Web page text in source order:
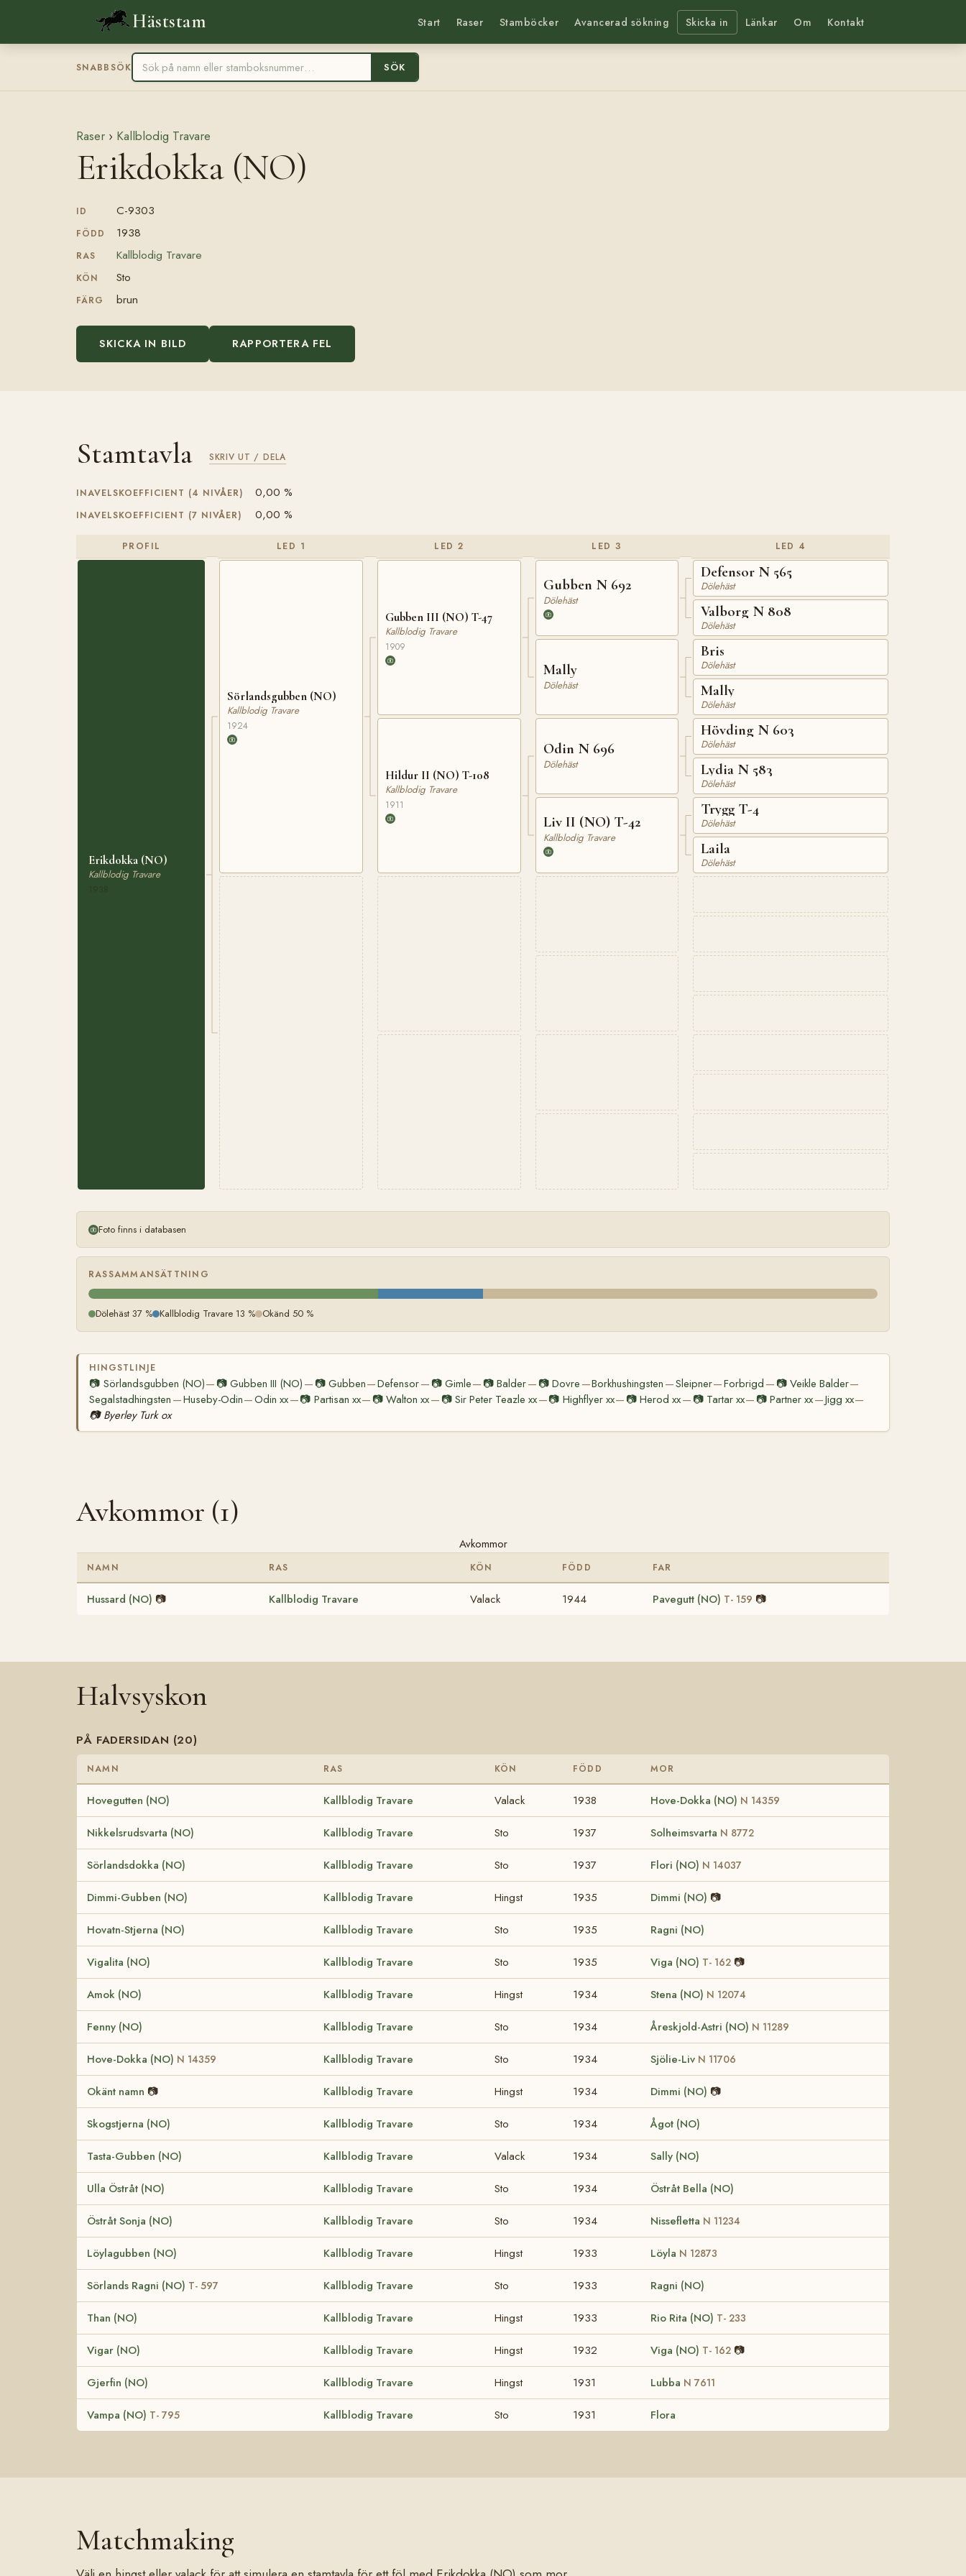
Häststam Start Raser Stamböcker Avancerad sökning Skicka in Länkar Om Kontakt
SNABBSÖK SÖK
Raser › Kallblodig Travare
Erikdokka (NO)
ID C-9303
FÖDD 1938
RAS Kallblodig Travare
KÖN Sto
FÄRG brun
SKICKA IN BILD RAPPORTERA FEL
Stamtavla SKRIV UT / DELA
INAVELSKOEFFICIENT (4 NIVÅER) 0,00 %
INAVELSKOEFFICIENT (7 NIVÅER) 0,00 %
PROFIL
Erikdokka (NO)
Kallblodig Travare
LED 1
Sörlandsgubben (NO)
Kallblodig Travare
1924
LED 2
Gubben III (NO) T-47
Kallblodig Travare
1909
Hildur II (NO) T-108
Kallblodig Travare
1911
LED 3
Gubben N 692
Dölehäst
Mally
Dölehäst
Odin N 696
Dölehäst
Liv II (NO) T-42
Kallblodig Travare
LED 4
Defensor N 565
Dölehäst
Valborg N 808
Dölehäst
Bris
Dölehäst
Mally
Dölehäst
Hövding N 603
Dölehäst
Lydia N 583
Dölehäst
Trygg T-4
Dölehäst
Laila
Dölehäst
Foto finns i databasen
RASSAMMANSÄTTNING
Dölehäst 37 % Kallblodig Travare 13 % Okänd 50 %
HINGSTLINJE
📷 Sörlandsgubben (NO)— 📷Gubben III (NO) — 📷 Gubben—Defensor— 📷 Gimle— 📷 Balder— 📷Dovre —Borkhushingsten —Sleipner—Forbrigd — 📷 Veikle Balder—
Segalstadhingsten —Huseby-Odin—Odin xx—📷 Partisan xx— 📷Walton xx— 📷Sir Peter Teazle xx—📷 Highflyer xx— 📷Herod xx— 📷 Tartar xx— 📷 Partner xx—Jigg xx—
📷 Byerley Turk ox
Avkommor (1)
Avkommor
NAMN RAS KÖN FÖDD FAR
Hussard (NO) 📷 Kallblodig Travare Valack 1944 Pavegutt (NO) T- 159 📷
Halvsyskon
PÅ FADERSIDAN (20)
NAMN RAS KÖN FÖDD MOR
Hovegutten (NO) Kallblodig Travare Valack 1938 Hove-Dokka (NO) N 14359
Nikkelsrudsvarta (NO) Kallblodig Travare Sto 1937 Solheimsvarta N 8772
Sörlandsdokka (NO) Kallblodig Travare Sto 1937 Flori (NO) N 14037
Dimmi-Gubben (NO) Kallblodig Travare Hingst 1935 Dimmi (NO) 📷
Hovatn-Stjerna (NO) Kallblodig Travare Sto 1935 Ragni (NO)
Vigalita (NO) Kallblodig Travare Sto 1935 Viga (NO) T- 162 📷
Amok (NO) Kallblodig Travare Hingst 1934 Stena (NO) N 12074
Fenny (NO) Kallblodig Travare Sto 1934 Åreskjold-Astri (NO) N 11289
Hove-Dokka (NO) N 14359 Kallblodig Travare Sto 1934 Sjölie-Liv N 11706
Okänt namn 📷 Kallblodig Travare Hingst 1934 Dimmi (NO) 📷
Skogstjerna (NO) Kallblodig Travare Sto 1934 Ågot (NO)
Tasta-Gubben (NO) Kallblodig Travare Valack 1934 Sally (NO)
Ulla Östråt (NO) Kallblodig Travare Sto 1934 Östråt Bella (NO)
Östråt Sonja (NO) Kallblodig Travare Sto 1934 Nissefletta N 11234
Löylagubben (NO) Kallblodig Travare Hingst 1933 Löyla N 12873
Sörlands Ragni (NO) T- 597 Kallblodig Travare Sto 1933 Ragni (NO)
Than (NO) Kallblodig Travare Hingst 1933 Rio Rita (NO) T- 233
Vigar (NO) Kallblodig Travare Hingst 1932 Viga (NO) T- 162 📷
Gjerfin (NO) Kallblodig Travare Hingst 1931 Lubba N 7611
Vampa (NO) T- 795 Kallblodig Travare Sto 1931 Flora
Matchmaking